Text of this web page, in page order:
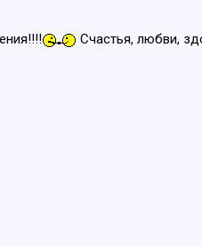
Счастья, любви,